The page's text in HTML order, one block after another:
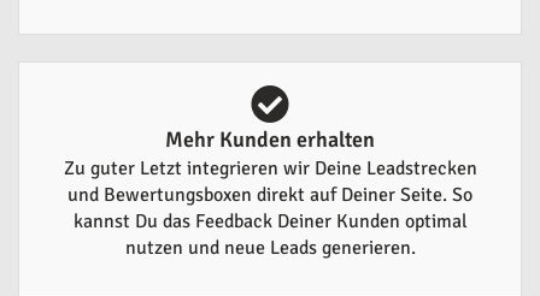
Mehr Kunden erhalten
Zu guter Letzt integrieren wir Deine Leadstrecken
und Bewertungsboxen direkt auf Deiner Seite. So
kannst Du das Feedback Deiner Kunden optimal
nutzen und neue Leads generieren.